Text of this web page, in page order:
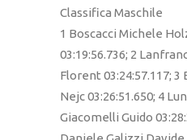
Classifica Maschile
1 Boscacci Michele
03:19:56.736; 2
Florent 03:24:57.117;
Nejc 03:26:51.650; 4
Giacomelli Guido